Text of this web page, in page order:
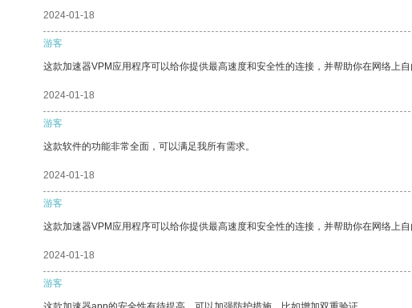
2024-01-18
游客
这款加速器VPM应用程序可以给你提供最高速度和安全性的连接，并帮助你在网络上自
2024-01-18
游客
这款软件的功能非常全面，可以满足我所有需求。
2024-01-18
游客
这款加速器VPM应用程序可以给你提供最高速度和安全性的连接，并帮助你在网络上自
2024-01-18
游客